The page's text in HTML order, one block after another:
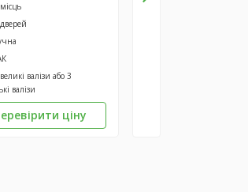
валізи або 3
валізи
ціну